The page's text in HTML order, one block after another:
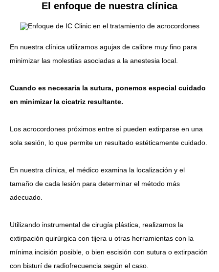
El enfoque de nuestra clínica
En nuestra clínica utilizamos agujas de calibre muy fino para
minimizar las molestias asociadas a la anestesia local.
Cuando es necesaria la sutura, ponemos especial cuidado
en minimizar la cicatriz resultante.
Los acrocordones próximos entre sí pueden extirparse en una
sola sesión, lo que permite un resultado estéticamente cuidado.
En nuestra clínica, el médico examina la localización y el
tamaño de cada lesión para determinar el método más
adecuado.
Utilizando instrumental de cirugía plástica, realizamos la
extirpación quirúrgica con tijera u otras herramientas con la
mínima incisión posible, o bien escisión con sutura o extirpación
con bisturí de radiofrecuencia según el caso.